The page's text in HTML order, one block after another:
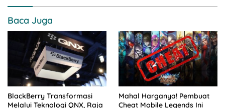
Baca Juga
BlackBerry Transformasi
Melalui Teknologi QNX, Raja
Mahal Harganya! Pembuat
Cheat Mobile Legends Ini